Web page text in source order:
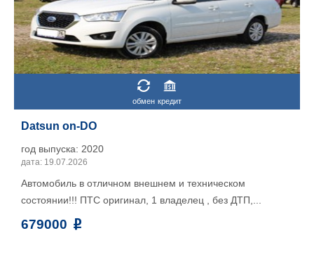
обмен кредит
Datsun on-DO
год выпуска: 2020
дата: 19.07.2026
Автомобиль в отличном внешнем и техническом
состоянии!!! ПТС оригинал, 1 владелeц , без ДТП,...
679000